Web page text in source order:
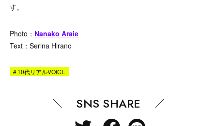
す。
Photo： Nanako Araie
Text：Serina Hirano
#10代リアルVOICE
SNS SHARE